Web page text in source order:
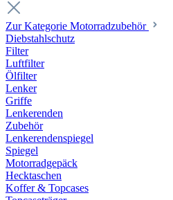
Zur Kategorie Motorradzubehör
Diebstahlschutz
Filter
Luftfilter
Ölfilter
Lenker
Griffe
Lenkerenden
Zubehör
Lenkerendenspiegel
Spiegel
Motorradgepäck
Hecktaschen
Koffer & Topcases